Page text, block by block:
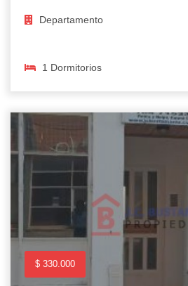
Departamento
1 Dormitorios
$ 330.000